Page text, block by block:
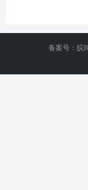
备案号：皖